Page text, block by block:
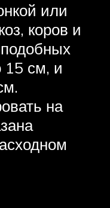
или
коров и
15 см, и
на